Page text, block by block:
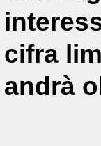
cifra
andrà